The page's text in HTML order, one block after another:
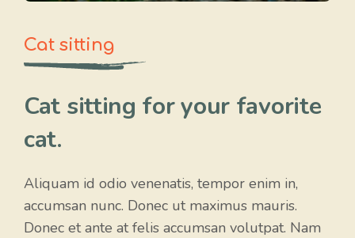
Cat sitting
Cat sitting for your favorite
cat.
Aliquam id odio venenatis, tempor enim in,
accumsan nunc. Donec ut maximus mauris.
Donec et ante at felis accumsan volutpat. Nam